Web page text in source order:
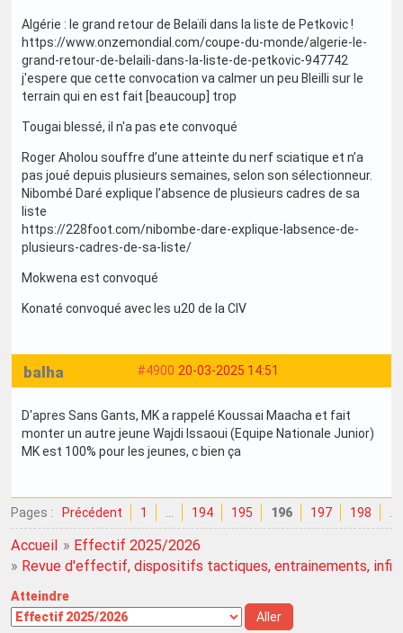
Algérie : le grand retour de Belaïli dans la liste de Petkovic !
https://www.onzemondial.com/coupe-du-monde/algerie-le-
grand-retour-de-belaili-dans-la-liste-de-petkovic-947742
j'espere que cette convocation va calmer un peu Bleilli sur le
terrain qui en est fait [beaucoup] trop
Tougai blessé, il n'a pas ete convoqué
Roger Aholou souffre d’une atteinte du nerf sciatique et n’a
pas joué depuis plusieurs semaines, selon son sélectionneur.
Nibombé Daré explique l’absence de plusieurs cadres de sa
liste
https://228foot.com/nibombe-dare-explique-labsence-de-
plusieurs-cadres-de-sa-liste/
Mokwena est convoqué
Konaté convoqué avec les u20 de la CIV
#4900 20-03-2025 14:51
balha
D'apres Sans Gants, MK a rappelé Koussai Maacha et fait
monter un autre jeune Wajdi Issaoui (Equipe Nationale Junior)
MK est 100% pour les jeunes, c bien ça
Pages : Précédent 1 194 195 196 197 198
Accueil » Effectif 2025/2026
» Revue d'effectif, dispositifs tactiques, entrainements,
Atteindre